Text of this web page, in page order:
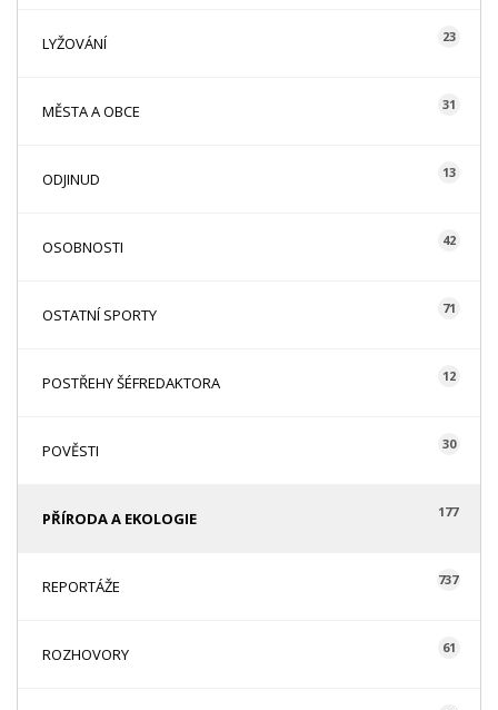
LYŽOVÁNÍ 23
MĚSTA A OBCE 31
ODJINUD 13
OSOBNOSTI 42
OSTATNÍ SPORTY 71
POSTŘEHY ŠÉFREDAKTORA 12
POVĚSTI 30
PŘÍRODA A EKOLOGIE 177
REPORTÁŽE 737
ROZHOVORY 61